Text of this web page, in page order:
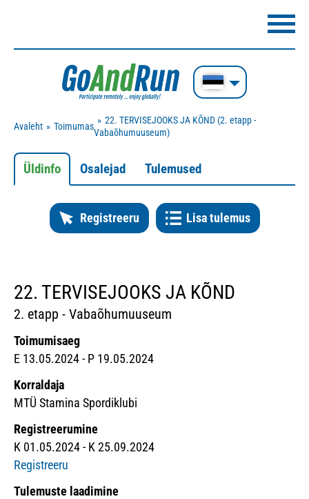
Avaleht Toimumas
22. TERVISEJOOKS JA KÕND (2. etapp -
Vabaõhumuuseum)
Üldinfo Osalejad Tulemused
Registreeru Lisa tulemus
22. TERVISEJOOKS JA KÕND
2. etapp - Vabaõhumuuseum
Toimumisaeg
E 13.05.2024 - P 19.05.2024
Korraldaja
MTÜ Stamina Spordiklubi
Registreerumine
K 01.05.2024 - K 25.09.2024
Registreeru
Tulemuste laadimine